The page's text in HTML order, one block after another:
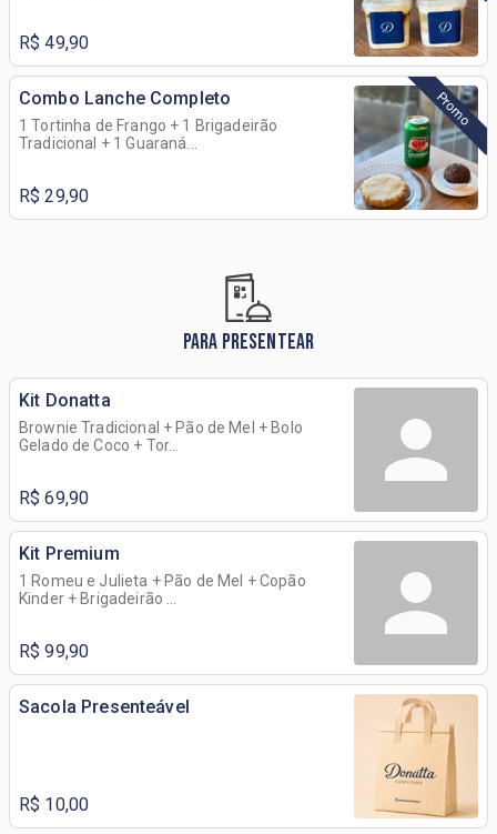
R$ 49,90
Combo Lanche Completo Promo
1 Tortinha de Frango + 1 Brigadeirão
Tradicional + 1 Guaraná...
R$ 29,90
PARA PRESENTEAR
Kit Donatta
Brownie Tradicional + Pão de Mel + Bolo
Gelado de Coco + Tor...
R$ 69,90
Kit Premium
1 Romeu e Julieta + Pão de Mel + Copão
Kinder + Brigadeirão ...
R$ 99,90
Sacola Presenteável
R$ 10,00